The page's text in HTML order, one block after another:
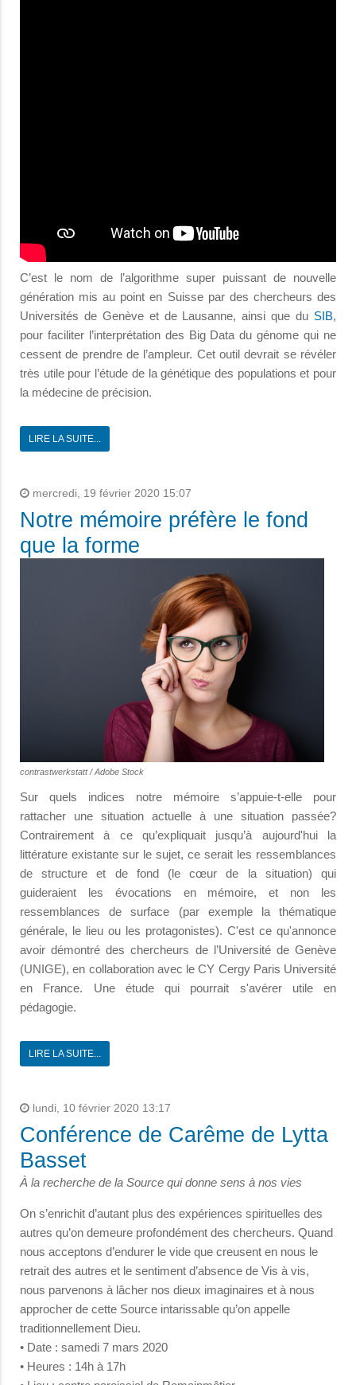
C’est le nom de l’algorithme super puissant de nouvelle
génération mis au point en Suisse par des chercheurs des
Universités de Genève et de Lausanne, ainsi que du SIB,
pour faciliter l’interprétation des Big Data du génome qui ne
cessent de prendre de l’ampleur. Cet outil devrait se révéler
très utile pour l’étude de la génétique des populations et pour
la médecine de précision.
LIRE LA SUITE...
mercredi, 19 février 2020 15:07
Notre mémoire préfère le fond
que la forme
contrastwerkstatt / Adobe Stock
Sur quels indices notre mémoire s’appuie-t-elle pour
rattacher une situation actuelle à une situation passée?
Contrairement à ce qu’expliquait jusqu’à aujourd'hui la
littérature existante sur le sujet, ce serait les ressemblances
de structure et de fond (le cœur de la situation) qui
guideraient les évocations en mémoire, et non les
ressemblances de surface (par exemple la thématique
générale, le lieu ou les protagonistes). C'est ce qu'annonce
avoir démontré des chercheurs de l’Université de Genève
(UNIGE), en collaboration avec le CY Cergy Paris Université
en France. Une étude qui pourrait s'avérer utile en
pédagogie.
LIRE LA SUITE...
lundi, 10 février 2020 13:17
Conférence de Carême de Lytta
Basset
À la recherche de la Source qui donne sens à nos vies
On s’enrichit d’autant plus des expériences spirituelles des
autres qu’on demeure profondément des chercheurs. Quand
nous acceptons d’endurer le vide que creusent en nous le
retrait des autres et le sentiment d’absence de Vis à vis,
nous parvenons à lâcher nos dieux imaginaires et à nous
approcher de cette Source intarissable qu’on appelle
traditionnellement Dieu.
• Date : samedi 7 mars 2020
• Heures : 14h à 17h